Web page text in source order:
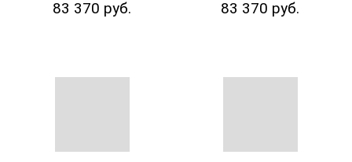
83 370 руб. 83 370 руб.